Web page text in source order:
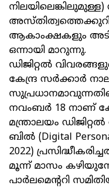
നിലയിലെങ്കിലുമുള്ള)
ആകാംക്ഷകളും
ഒന്നായി മാറുന്നു.
ഡിജിറ്റല്‍
കേന്ദ്ര സർക്കാർ
നവംബര്‍ 18 നാണ്
മന്ത്രാലയം
ബില്‍ (Digital
2022)
മൂന്ന് മാസം
പാര്‍ലമെന്ററി